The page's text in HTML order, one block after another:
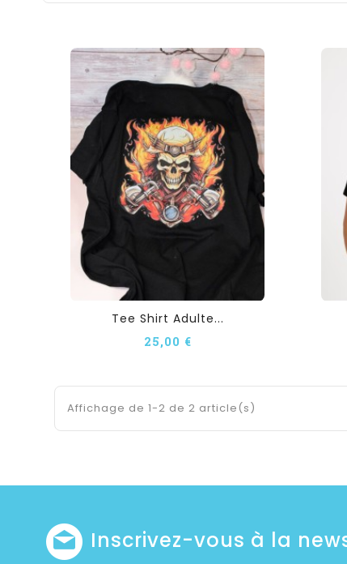
Tee Shirt Adulte...
25,00 €
Affichage de 1-2 de 2 article(s)
Inscrivez-vous à la